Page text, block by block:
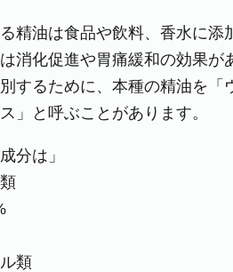
精油は食品や飲料、香水に添
消化促進や胃痛緩和の効果が
するために、本種の精油を「
」と呼ぶことがあります。
分は」
類